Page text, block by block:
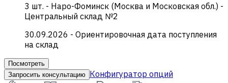
3 шт. - Наро-Фоминск (Москва и Московская обл.) -
Центральный склад №2
30.09.2026 - Ориентировочная дата поступления
на склад
Посмотреть
Запросить консультацию Конфигуратор опций